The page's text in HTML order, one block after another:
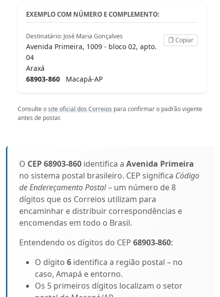
EXEMPLO COM NÚMERO E COMPLEMENTO:
Destinatário: José Maria Gonçalves
Avenida Primeira, 1009 - bloco 02, apto.
04
Araxá
68903-860 Macapá-AP
Copiar
Consulte osite oficial dos Correios para confirmar o padrão vigente
antes de postar.
O CEP 68903-860 identifica a Avenida Primeira
no sistema postal brasileiro. CEP significa Código
de Endereçamento Postal– um número de 8
dígitos que os Correios utilizam para
encaminhar e distribuir correspondências e
encomendas em todo o Brasil.
Entendendo os dígitos do CEP 68903-860:
O dígito 6 identifica a região postal – no
caso, Amapá e entorno.
Os 5 primeiros dígitos localizam o setor